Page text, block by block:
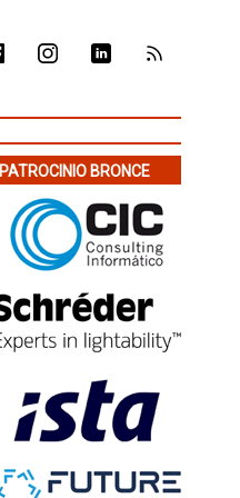
PATROCINIO BRONCE